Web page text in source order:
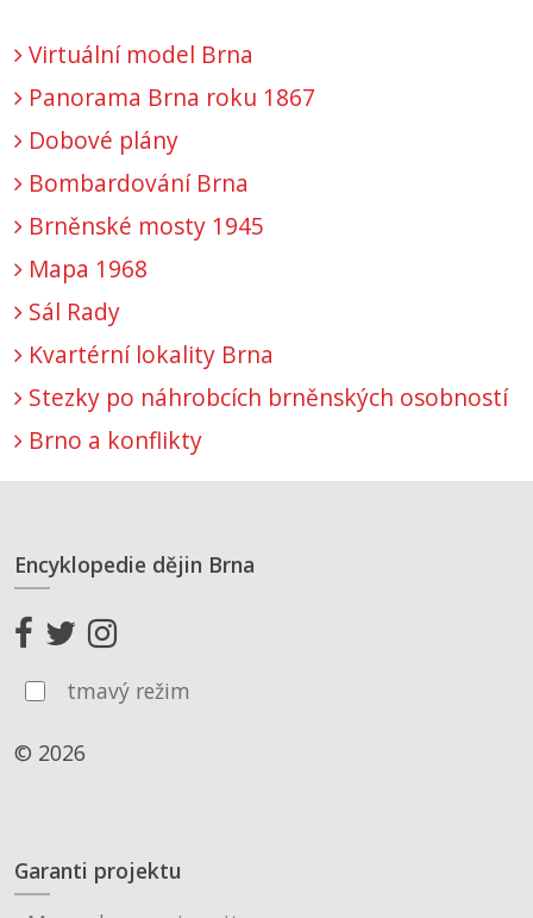
Virtuální model Brna
Panorama Brna roku 1867
Dobové plány
Bombardování Brna
Brněnské mosty 1945
Mapa 1968
Sál Rady
Kvartérní lokality Brna
Stezky po náhrobcích brněnských osobností
Brno a konflikty
Encyklopedie dějin Brna
tmavý režim
© 2026
Garanti projektu